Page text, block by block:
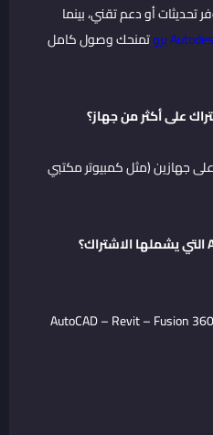
تحديثات أو دعم تقني، بينما
تمنحك وصول كامل
جهازين (مثل كمبيوتر مكتبي
AutoCAD – Revit – Fusion